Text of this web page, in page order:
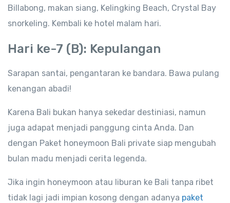
Billabong, makan siang, Kelingking Beach, Crystal Bay
snorkeling. Kembali ke hotel malam hari.
Hari ke-7 (B): Kepulangan
Sarapan santai, pengantaran ke bandara. Bawa pulang
kenangan abadi!
Karena Bali bukan hanya sekedar destiniasi, namun
juga adapat menjadi panggung cinta Anda. Dan
dengan Paket honeymoon Bali private siap mengubah
bulan madu menjadi cerita legenda.
Jika ingin honeymoon atau liburan ke Bali tanpa ribet
tidak lagi jadi impian kosong dengan adanya paket